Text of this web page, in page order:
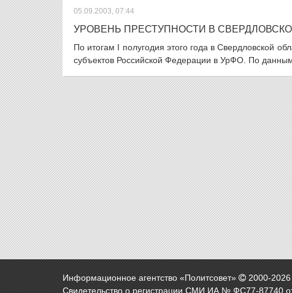
05.09.2003, 07:44
УРОВЕНЬ ПРЕСТУПНОСТИ В
По итогам I полугодия этого года в Свердловской
субъектов Российской Федерации в УрФО. По данным
Информационное агентство «Политсовет» 2000-2026
Свидетельство о регистрации СМИ ИА № ФС77-87740